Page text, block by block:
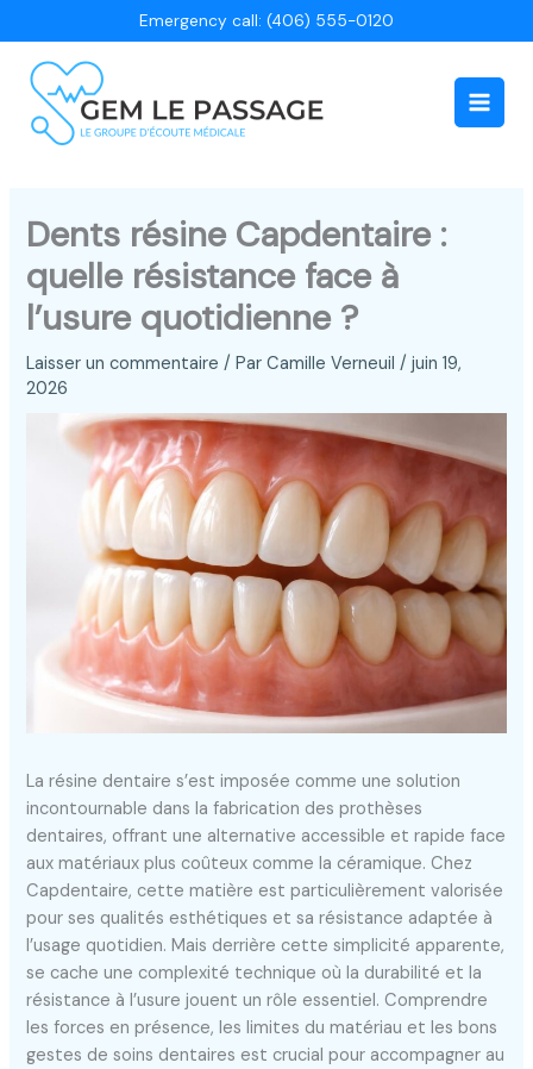
au
contenu
Emergency call: (406) 555-0120
Main
Dents résine Capdentaire :
quelle résistance face à
l’usure quotidienne ?
Laisser un commentaire / ParCamille Verneuil/juin 19,
2026
La résine dentaire s’est imposée comme une solution
incontournable dans la fabrication des prothèses
dentaires, offrant une alternative accessible et rapide face
aux matériaux plus coûteux comme la céramique. Chez
Capdentaire, cette matière est particulièrement valorisée
pour ses qualités esthétiques et sa résistance adaptée à
l’usage quotidien. Mais derrière cette simplicité apparente,
se cache une complexité technique où la durabilité et la
résistance à l’usure jouent un rôle essentiel. Comprendre
les forces en présence, les limites du matériau et les bons
gestes de soins dentaires est crucial pour accompagner au